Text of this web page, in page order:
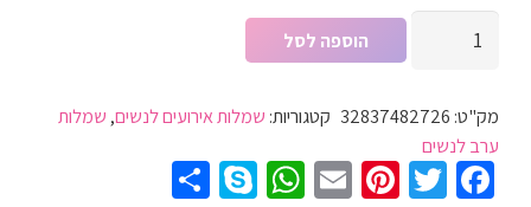
ערב
ארוכה
שחורה
הוספה לסל
מק"ט: 32837482726 קטגוריות: שמלות אירועים לנשים, שמלות
ערב לנשים
Facebook
Twitter
Pinterest
Email
WhatsApp
Skype